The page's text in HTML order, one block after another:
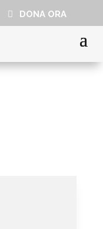
DONA ORA